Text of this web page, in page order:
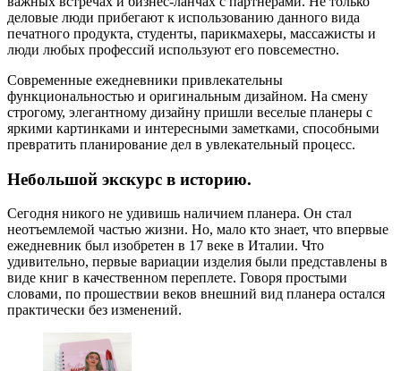
деловые люди прибегают к использованию данного вида
печатного продукта, студенты, парикмахеры, массажисты и
люди любых профессий используют его повсеместно.
Современные ежедневники привлекательны
функциональностью и оригинальным дизайном. На смену
строгому, элегантному дизайну пришли веселые планеры с
яркими картинками и интересными заметками, способными
превратить планирование дел в увлекательный процесс.
Небольшой экскурс в историю.
Сегодня никого не удивишь наличием планера. Он стал
неотъемлемой частью жизни. Но, мало кто знает, что впервые
ежедневник был изобретен в 17 веке в Италии. Что
удивительно, первые вариации изделия были представлены в
виде книг в качественном переплете. Говоря простыми
словами, по прошествии веков внешний вид планера остался
практически без изменений.